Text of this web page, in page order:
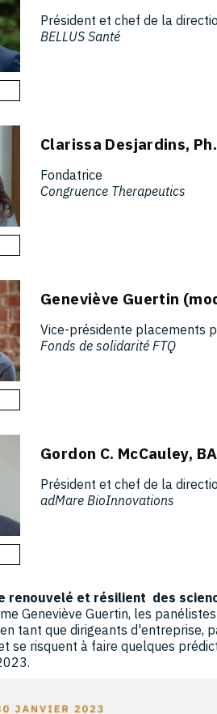
Président et chef de la
BELLUS Santé
Clarissa Desjardins,
Fondatrice
Congruence Therapeutics
Geneviève Guertin
Vice-présidente placements
Fonds de solidarité FTQ
Gordon C. McCauley,
Président et chef de la
adMare BioInnovations
renouvelé et résilient des
Geneviève Guertin, les
tant que dirigeants d'entreprise,
se risquent à faire quelques